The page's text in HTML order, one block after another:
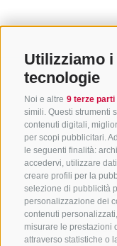
Utilizziamo
tecnologie
Noi e altre 9 terze parti
simili. Questi strumenti
contenuti digitali,
per scopi pubblicitari.
le seguenti finalità:
accedervi, utilizzare
creare profili per la
selezione di pubblicità
personalizzazione dei
contenuti
misurare le prestazioni
attraverso statistiche o
+39 0472